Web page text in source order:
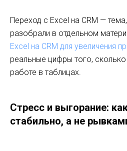
Переход с Excel на CRM —
разобрали в отдельном
Excel на CRM для увеличения
реальные цифры того, сколько
работе в таблицах.
Стресс и выгорание:
стабильно, а не